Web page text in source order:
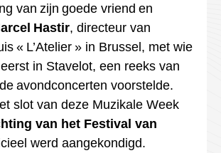
van zijn goede vriend en
Hastir, directeur van
« L’Atelier » in Brussel, met wie
in Stavelot, een reeks van
avondconcerten voorstelde.
slot van deze Muzikale Week
van het Festival van
werd aangekondigd.